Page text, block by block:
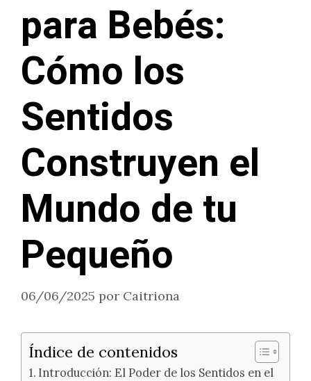
para Bebés:
Cómo los
Sentidos
Construyen el
Mundo de tu
Pequeño
06/06/2025 por Caitriona
Índice de contenidos
Introducción: El Poder de los Sentidos en el